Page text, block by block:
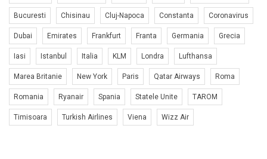
Bucuresti Chisinau Cluj-Napoca Constanta Coronavirus
Dubai Emirates Frankfurt Franta Germania Grecia
Iasi Istanbul Italia KLM Londra Lufthansa
Marea Britanie New York Paris Qatar Airways Roma
Romania Ryanair Spania Statele Unite TAROM
Timisoara Turkish Airlines Viena Wizz Air